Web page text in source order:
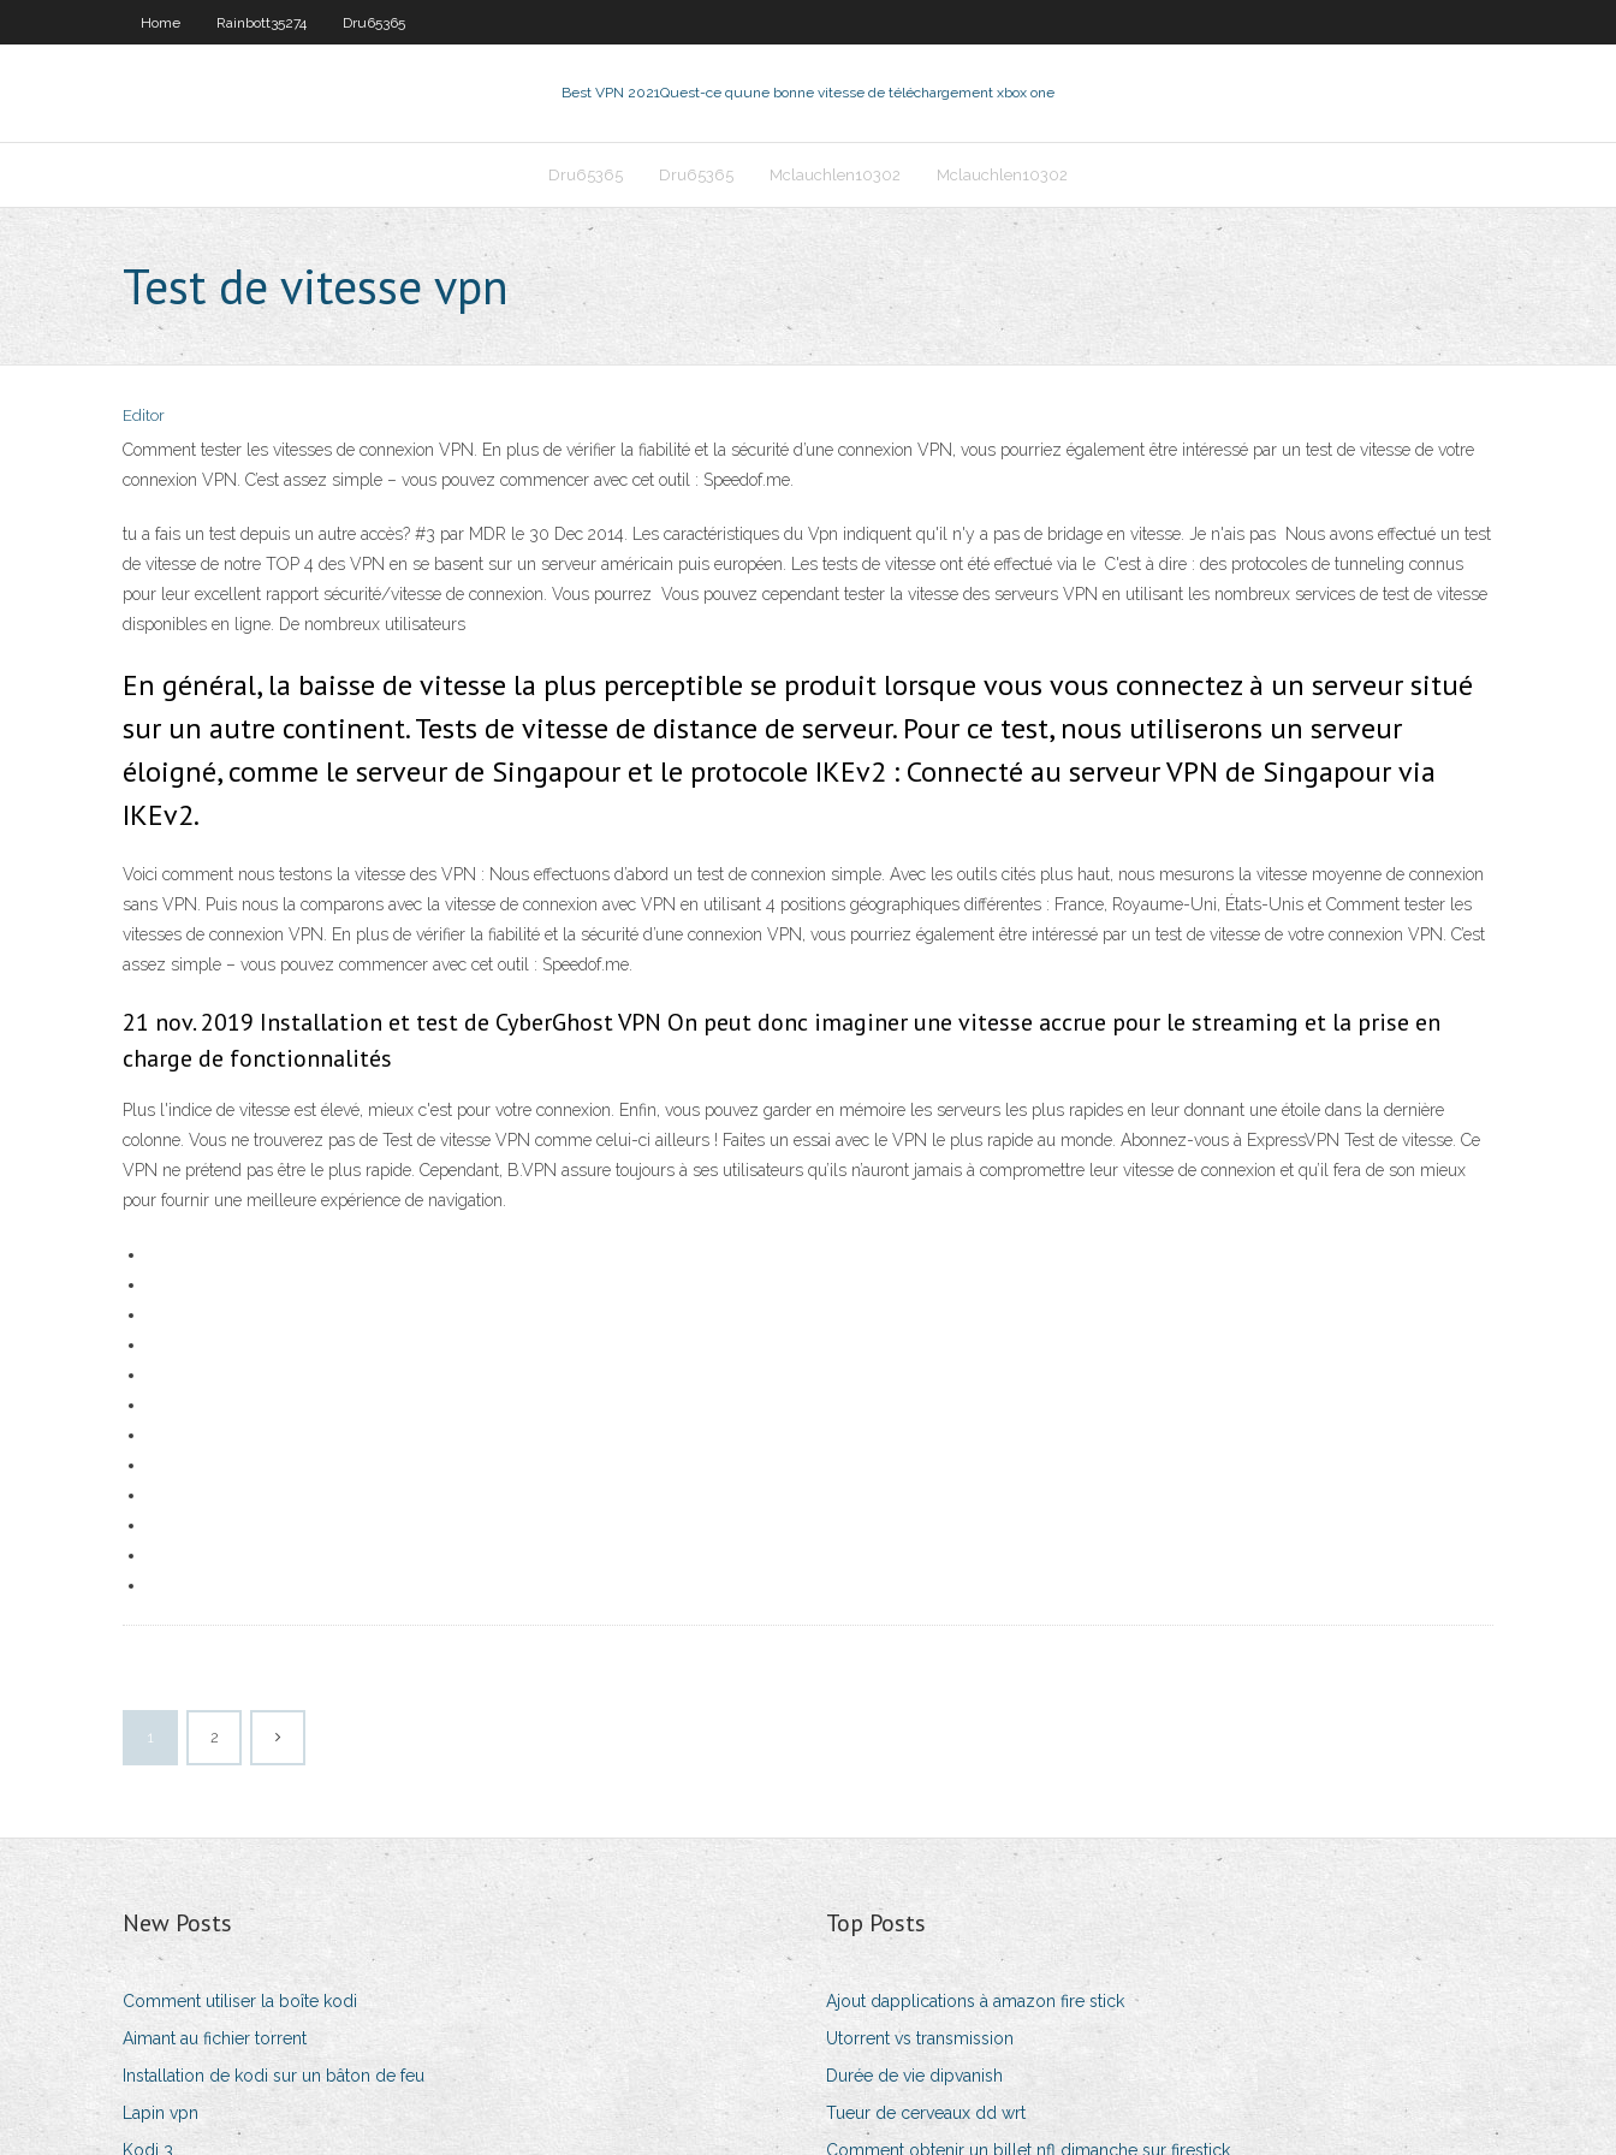
Home Rainbott35274 Dru65365
Best VPN 2021Quest-ce quune bonne vitesse de téléchargement xbox one
Dru65365 Dru65365 Mclauchlen10302 Mclauchlen10302
Test de vitesse vpn
Editor
Comment tester les vitesses de connexion VPN. En plus de vérifier la fiabilité et la sécurité d’une connexion VPN, vous pourriez également être intéressé par un test de vitesse de votre
connexion VPN. C’est assez simple – vous pouvez commencer avec cet outil : Speedof.me.
tu a fais un test depuis un autre accès? #3 par MDR le 30 Dec 2014. Les caractéristiques du Vpn indiquent qu'il n'y a pas de bridage en vitesse. Je n'ais pas Nous avons effectué un test
de vitesse de notre TOP 4 des VPN en se basent sur un serveur américain puis européen. Les tests de vitesse ont été effectué via le C'est à dire : des protocoles de tunneling connus
pour leur excellent rapport sécurité/vitesse de connexion. Vous pourrez Vous pouvez cependant tester la vitesse des serveurs VPN en utilisant les nombreux services de test de vitesse
disponibles en ligne. De nombreux utilisateurs
En général, la baisse de vitesse la plus perceptible se produit lorsque vous vous connectez à un serveur situé
sur un autre continent. Tests de vitesse de distance de serveur. Pour ce test, nous utiliserons un serveur
éloigné, comme le serveur de Singapour et le protocole IKEv2 : Connecté au serveur VPN de Singapour via
IKEv2.
Voici comment nous testons la vitesse des VPN : Nous effectuons d’abord un test de connexion simple. Avec les outils cités plus haut, nous mesurons la vitesse moyenne de connexion
sans VPN. Puis nous la comparons avec la vitesse de connexion avec VPN en utilisant 4 positions géographiques différentes : France, Royaume-Uni, États-Unis et Comment tester les
vitesses de connexion VPN. En plus de vérifier la fiabilité et la sécurité d’une connexion VPN, vous pourriez également être intéressé par un test de vitesse de votre connexion VPN. C’est
assez simple – vous pouvez commencer avec cet outil : Speedof.me.
21 nov. 2019 Installation et test de CyberGhost VPN On peut donc imaginer une vitesse accrue pour le streaming et la prise en
charge de fonctionnalités
Plus l'indice de vitesse est élevé, mieux c'est pour votre connexion. Enfin, vous pouvez garder en mémoire les serveurs les plus rapides en leur donnant une étoile dans la dernière
colonne. Vous ne trouverez pas de Test de vitesse VPN comme celui-ci ailleurs ! Faites un essai avec le VPN le plus rapide au monde. Abonnez-vous à ExpressVPN Test de vitesse. Ce
VPN ne prétend pas être le plus rapide. Cependant, B.VPN assure toujours à ses utilisateurs qu’ils n’auront jamais à compromettre leur vitesse de connexion et qu’il fera de son mieux
pour fournir une meilleure expérience de navigation.
1 2
New Posts
Comment utiliser la boîte kodi
Aimant au fichier torrent
Installation de kodi sur un bâton de feu
Lapin vpn
Kodi 3
Top Posts
Ajout dapplications à amazon fire stick
Utorrent vs transmission
Durée de vie dipvanish
Tueur de cerveaux dd wrt
Comment obtenir un billet nfl dimanche sur firestick